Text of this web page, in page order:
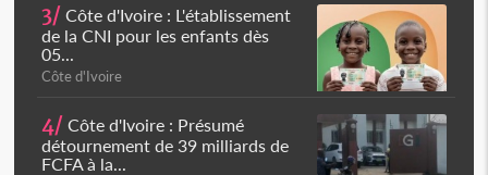
3/ Côte d'Ivoire : L'établissement
de la CNI pour les enfants dès
05...
Côte d'Ivoire
4/ Côte d'Ivoire : Présumé
détournement de 39 milliards de
FCFA à la...